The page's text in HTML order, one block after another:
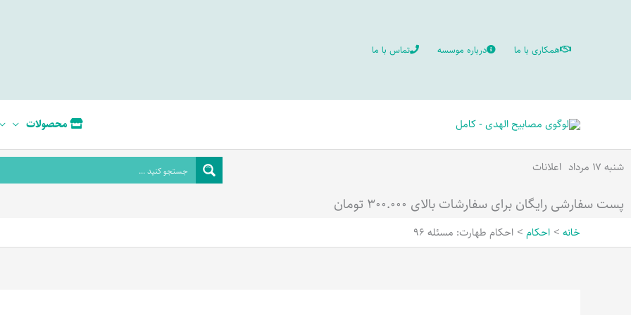
همکاری با ما درباره موسسه تماس با ما
محصولات
شنبه ۱۷ مرداد اعلانات
پست سفارشی رایگان برای سفارشات بالای ۳۰۰.۰۰۰ تومان
خانه احکام احکام طهارت: مسئله 96